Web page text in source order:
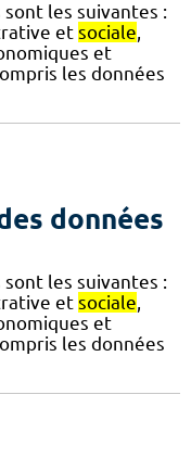
les suivantes :
et sociale,
et
les données
données
les suivantes :
et sociale,
et
les données